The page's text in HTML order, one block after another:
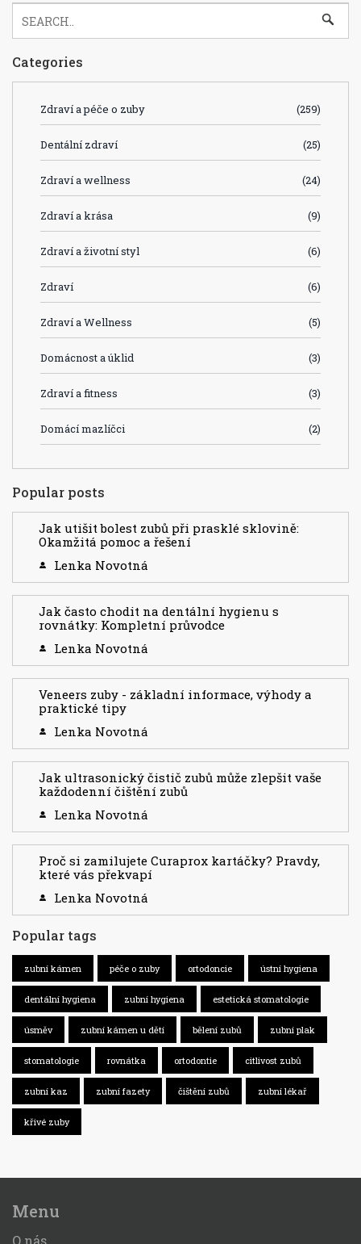
Categories
Zdraví a péče o zuby (259)
Dentální zdraví (25)
Zdraví a wellness (24)
Zdraví a krása (9)
Zdraví a životní styl (6)
Zdraví (6)
Zdraví a Wellness (5)
Domácnost a úklid (3)
Zdraví a fitness (3)
Domácí mazlíčci (2)
Popular posts
Jak utišit bolest zubů při prasklé sklovině:
Okamžitá pomoc a řešení
Lenka Novotná
Jak často chodit na dentální hygienu s
rovnátky: Kompletní průvodce
Lenka Novotná
Veneers zuby - základní informace, výhody a
praktické tipy
Lenka Novotná
Jak ultrasonický čistič zubů může zlepšit vaše
každodenní čištění zubů
Lenka Novotná
Proč si zamilujete Curaprox kartáčky? Pravdy,
které vás překvapí
Lenka Novotná
Popular tags
zubní kámen péče o zuby ortodoncie ústní hygiena
dentální hygiena zubní hygiena estetická stomatologie
úsměv zubní kámen u dětí bělení zubů zubní plak
stomatologie rovnátka ortodontie citlivost zubů
zubní kaz zubní fazety čištění zubů zubní lékař
křivé zuby
Menu
O nás